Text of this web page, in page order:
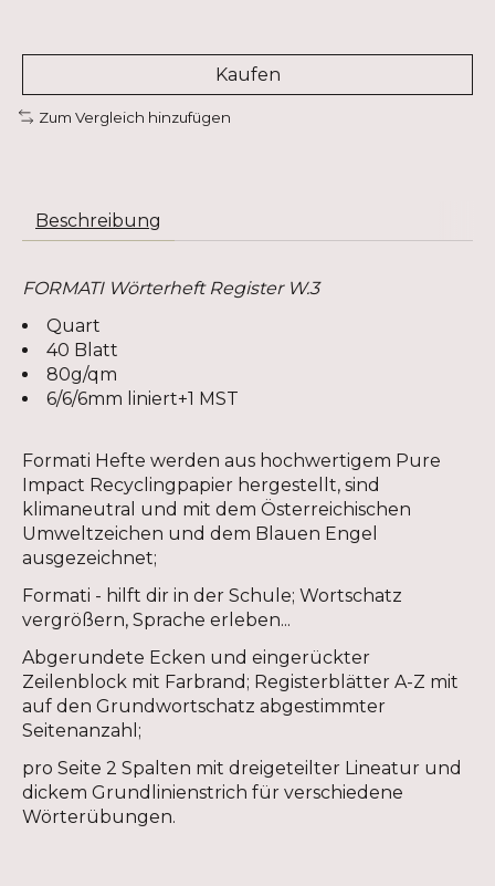
Kaufen
Zum Vergleich hinzufügen
Beschreibung
FORMATI Wörterheft Register W.3
Quart
40 Blatt
80g/qm
6/6/6mm liniert+1 MST
Formati Hefte werden aus hochwertigem Pure
Impact Recyclingpapier hergestellt, sind
klimaneutral und mit dem Österreichischen
Umweltzeichen und dem Blauen Engel
ausgezeichnet;
Formati - hilft dir in der Schule; Wortschatz
vergrößern, Sprache erleben...
Abgerundete Ecken und eingerückter
Zeilenblock mit Farbrand; Registerblätter A-Z mit
auf den Grundwortschatz abgestimmter
Seitenanzahl;
pro Seite 2 Spalten mit dreigeteilter Lineatur und
dickem Grundlinienstrich für verschiedene
Wörterübungen.